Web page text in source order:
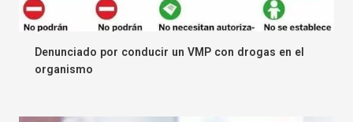
Denunciado por conducir un VMP con drogas en el
organismo